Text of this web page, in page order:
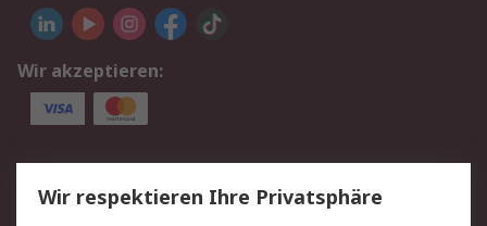
Wir akzeptieren:
Service
Value Added Services
Lieferlösungen
Wir respektieren Ihre Privatsphäre